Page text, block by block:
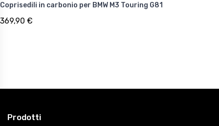
Coprisedili in carbonio per BMW M3 Touring G81
369,90 €
Prodotti